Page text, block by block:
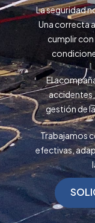
La seguridad
Una correcta
cumplir
El
gestión de
Trabajamos
efectivas,